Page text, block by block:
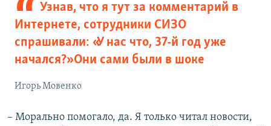
Узнав, что я тут за комментарий в
Интернете, сотрудники СИЗО
спрашивали: «У нас что, 37-й год уже
начался?» Они сами были в шоке
Игорь Мовенко
– Морально помогало, да. Я только читал новости,